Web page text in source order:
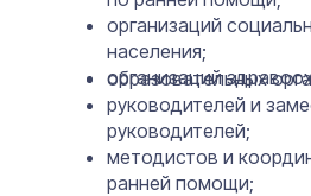
организаций
населения;
организаций
образовательных
руководителей и
руководителей;
методистов и
ранней помощи;